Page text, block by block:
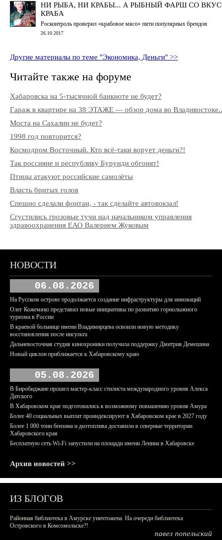
НИ РЫБА, НИ КРАБЫ... А РЫБНЫЙ ФАРШ СО
КРАБА
Росконтроль проверил «крабовое мясо» пяти популярных брендов
26.10.2017
Другие материалы по теме "Экономика, Деньги" >>
Читайте также на форуме
Хабаровска на 5-тысячной банкноте не будет?
Гараж в квартире на 38 ЭТАЖЕ — обзор дома во
Моста на Сахалин не будет?
1998 год повторится?
Космодром Восточный. Кто всё-таки ворует деньги?!
Так россияне и республику Бурунди обгонят!
Птицы атакуют российские самолёты
Власть бритых голов
Спешно сделали фонтан, - так сделайте автовокзал!
Сгустились грозовые тучи над начальником управления
здравоохранения ЕАО Валерием Жуковым
НОВОСТИ
06.08.2026
На Русском острове продолжается создание инфраструктуры для инноваций
Олег Кожемяко представил новые инициативы по развитию горнолыжного
туризма в России
В краевой больнице имени Владимирцева освоили новую методику
восстановления после инсульта
Дальневосточная студия кинохроники получила поддержку Дмитрия Демешина
Новый циклон приближается к Хабаровскому краю
05.08.2026
В Биробиджане прошел мастер-класс стилиста международного уровня Алекса
Датского
В Хабаровском крае подготовились к возможному повышению уровня Амура
Более 40 социальных выплат проиндексируют в Хабаровском крае в 2027 году
Более 1 000 тонн бензина и дизтоплива доставили в северные территории
Хабаровского края
Бесплатную сеть Wi-Fi запустили на площади имени Ленина в Хабаровске
Архив новостей >>
ИЗ БЛОГОВ
Районная библиотека в Амурске уничтожена. На очереди библиотека
Островского в Комсомольске?!
павел попельский